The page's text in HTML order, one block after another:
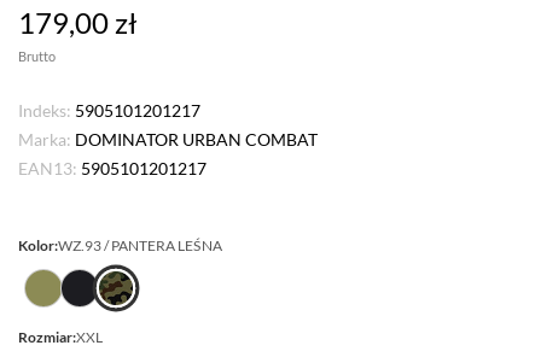
179,00 zł
Brutto
Indeks: 5905101201217
Marka: DOMINATOR URBAN COMBAT
EAN13: 5905101201217
Kolor:WZ.93 / PANTERA LEŚNA
Rozmiar:XXL